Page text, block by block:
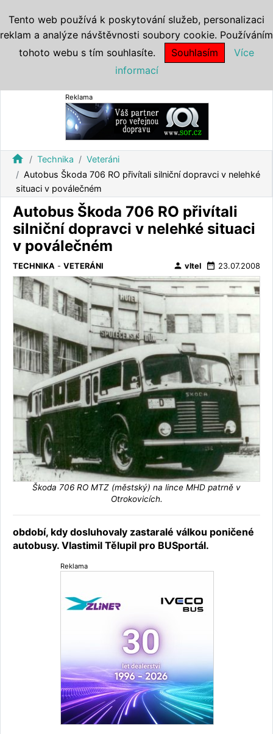
Reklama
home Technika
Veteráni
Autobus Škoda 706 RO přivítali silniční dopravci v nelehké
situaci v poválečném
Autobus Škoda 706 RO přivítali
silniční dopravci v nelehké situaci
v poválečném
TECHNIKA - VETERÁNI person vltel date_range 23.07.2008
Škoda 706 RO MTZ (městský) na lince MHD patrně v
Otrokovicích.
období, kdy dosluhovaly zastaralé válkou poničené
autobusy. Vlastimil Tělupil pro BUSportál.
Reklama
Tento web používá k poskytování služeb, personalizaci
reklam a analýze návštěvnosti soubory cookie. Používáním
tohoto webu s tím souhlasíte.
Souhlasím
Více
informací